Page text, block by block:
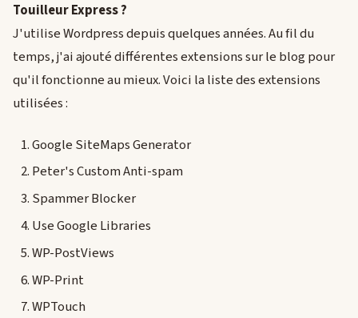
Touilleur Express ?
J'utilise Wordpress depuis quelques années. Au fil du
temps, j'ai ajouté différentes extensions sur le blog pour
qu'il fonctionne au mieux. Voici la liste des extensions
utilisées :
Google SiteMaps Generator
Peter's Custom Anti-spam
Spammer Blocker
Use Google Libraries
WP-PostViews
WP-Print
WPTouch